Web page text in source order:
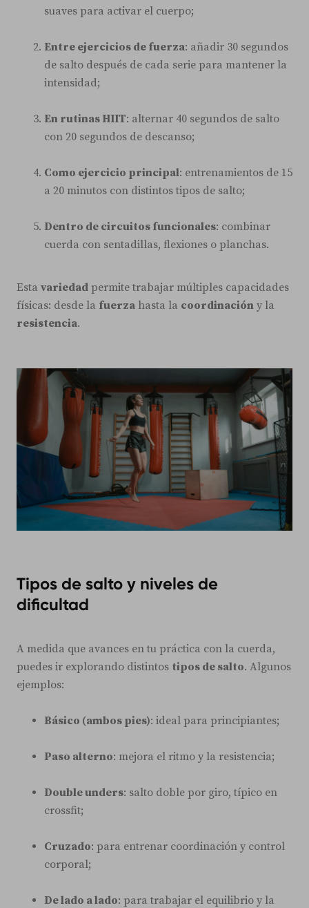
suaves para activar el cuerpo;
Entre ejercicios de fuerza: añadir 30 segundos
de salto después de cada serie para mantener la
intensidad;
En rutinas HIIT: alternar 40 segundos de salto
con 20 segundos de descanso;
Como ejercicio principal: entrenamientos de 15
a 20 minutos con distintos tipos de salto;
Dentro de circuitos funcionales: combinar
cuerda con sentadillas, flexiones o planchas.
Esta variedad permite trabajar múltiples capacidades
físicas: desde la fuerza hasta la coordinación y la
resistencia.
Tipos de salto y niveles de
dificultad
A medida que avances en tu práctica con la cuerda,
puedes ir explorando distintos tipos de salto. Algunos
ejemplos:
Básico (ambos pies): ideal para principiantes;
Paso alterno: mejora el ritmo y la resistencia;
Double unders: salto doble por giro, típico en
crossfit;
Cruzado: para entrenar coordinación y control
corporal;
De lado a lado: para trabajar el equilibrio y la